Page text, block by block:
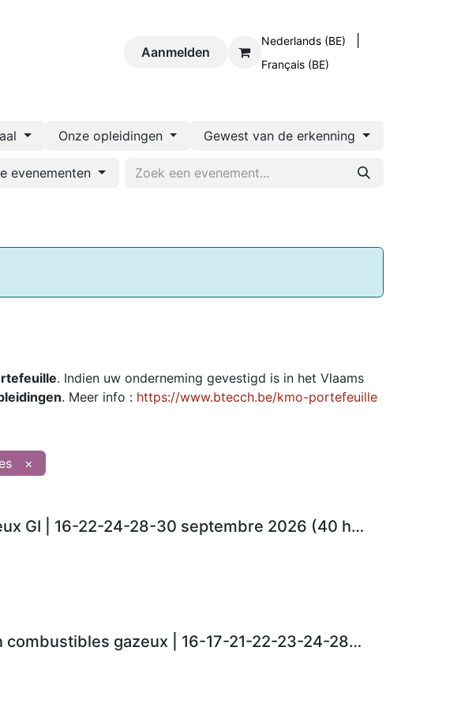
Contact
Aanmelden
Nederlands (BE)
Français (BE)
Onze opleidingen Gewest van de erkenning
evenementen
. Indien uw onderneming gevestigd is in het Vlaams
. Meer info : https://www.btecch.be/kmo-portefeuille
×
Technique des combustibles gazeux GI | 16-22-24-28-30 septembre 2026 (40 heures)
Formation de base : Technicien en combustibles gazeux | 16-17-21-22-23-24-28-29-30 septembre 2026 (72 heures)